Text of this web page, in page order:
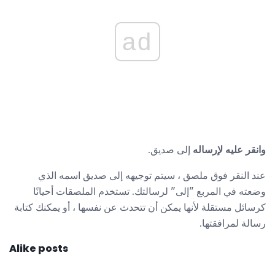
ad
وانقر عليه لإرساله إلى صديق.
عند النقر فوق ملصق ، سيتم توجيهه إلى صديق اسمه الذي
وضعته في المربع "إلى" لرسالتك. تستخدم الملصقات أحيانًا
كرسائل مستقلة لأنها يمكن أن تتحدث عن نفسها ، أو يمكنك كتابة
رسالة لمرافقتها.
Alike posts